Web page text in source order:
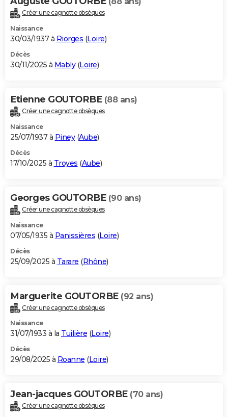
Créer une cagnotte obsèques
Naissance
30/03/1937 à Riorges (Loire)
Décès
30/11/2025 à Mably(Loire)
Etienne GOUTORBE (88 ans)
Créer une cagnotte obsèques
Naissance
25/07/1937 à Piney(Aube)
Décès
17/10/2025 à Troyes (Aube)
Georges GOUTORBE (90 ans)
Créer une cagnotte obsèques
Naissance
07/05/1935 à Panissières (Loire)
Décès
25/09/2025 à Tarare (Rhône)
Marguerite GOUTORBE (92 ans)
Créer une cagnotte obsèques
Naissance
31/07/1933 à la Tuilière (Loire)
Décès
29/08/2025 à Roanne (Loire)
Jean-jacques GOUTORBE (70 ans)
Créer une cagnotte obsèques